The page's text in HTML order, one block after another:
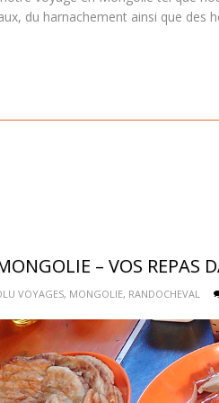
du harnachement ainsi que
– VOS REPAS
VOYAGES, MONGOLIE, RANDOCHEVAL